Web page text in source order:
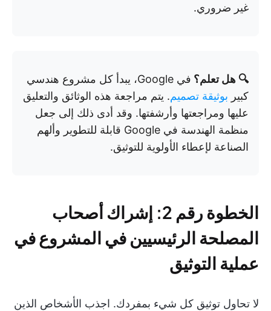
غير ضروري.
🔍 هل تعلم؟
في Google، يبدأ كل مشروع هندسي
كبير بوثيقة تصميم. يتم مراجعة هذه الوثائق والتعليق
عليها ومراجعتها وأرشفتها. وقد أدى ذلك إلى جعل
منظمة الهندسة في Google قابلة للتطوير وألهم
الصناعة لإعطاء الأولوية للتوثيق.
الخطوة رقم 2: إشراك أصحاب
المصلحة الرئيسيين في المشروع في
عملية التوثيق
لا تحاول توثيق كل شيء بمفردك. اجذب الأشخاص الذين